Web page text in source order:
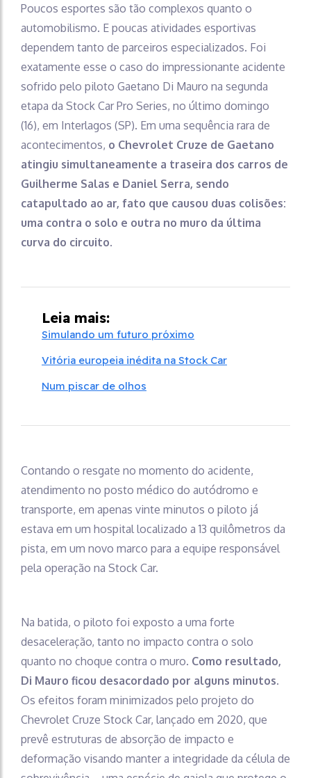
Poucos esportes são tão complexos quanto o
automobilismo. E poucas atividades esportivas
dependem tanto de parceiros especializados. Foi
exatamente esse o caso do impressionante acidente
sofrido pelo piloto Gaetano Di Mauro na segunda
etapa da Stock Car Pro Series, no último domingo
(16), em Interlagos (SP). Em uma sequência rara de
acontecimentos, o Chevrolet Cruze de Gaetano
atingiu simultaneamente a traseira dos carros de
Guilherme Salas e Daniel Serra, sendo
catapultado ao ar, fato que causou duas colisões:
uma contra o solo e outra no muro da última
curva do circuito.
Leia mais:
Simulando um futuro próximo
Vitória europeia inédita na Stock Car
Num piscar de olhos
Contando o resgate no momento do acidente,
atendimento no posto médico do autódromo e
transporte, em apenas vinte minutos o piloto já
estava em um hospital localizado a 13 quilômetros da
pista, em um novo marco para a equipe responsável
pela operação na Stock Car.
Na batida, o piloto foi exposto a uma forte
desaceleração, tanto no impacto contra o solo
quanto no choque contra o muro. Como resultado,
Di Mauro ficou desacordado por alguns minutos.
Os efeitos foram minimizados pelo projeto do
Chevrolet Cruze Stock Car, lançado em 2020, que
prevê estruturas de absorção de impacto e
deformação visando manter a integridade da célula de